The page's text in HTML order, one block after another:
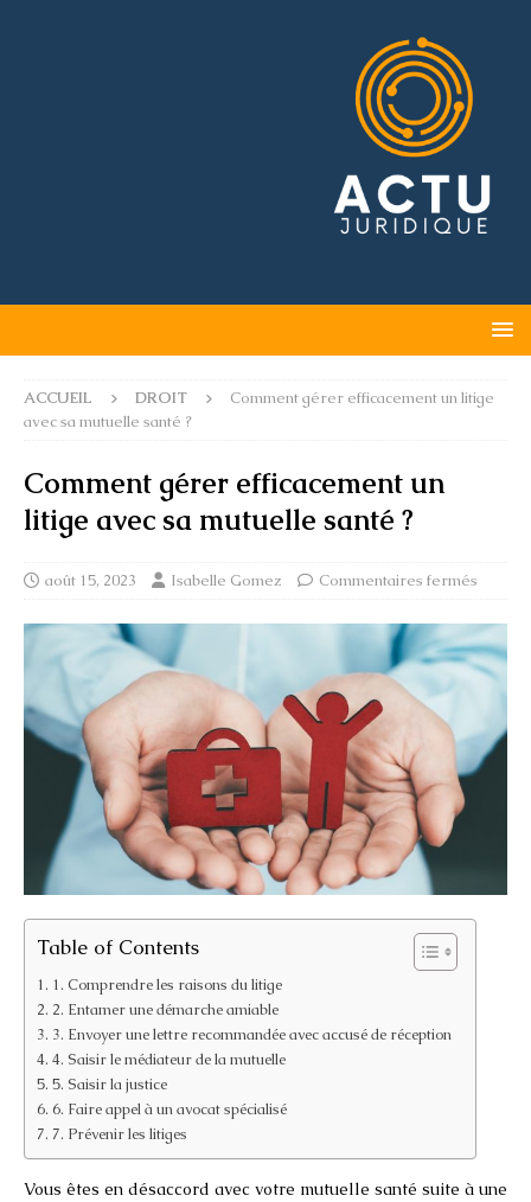
ACCUEIL DROIT
Comment gérer efficacement un litige
avec sa mutuelle santé ?
Comment gérer efficacement un
litige avec sa mutuelle santé ?
août 15, 2023 Isabelle Gomez Commentaires fermés
Table of Contents
1. Comprendre les raisons du litige
2. Entamer une démarche amiable
3. Envoyer une lettre recommandée avec accusé de réception
4. Saisir le médiateur de la mutuelle
5. Saisir la justice
6. Faire appel à un avocat spécialisé
7. Prévenir les litiges
Vous êtes en désaccord avec votre mutuelle santé suite à une